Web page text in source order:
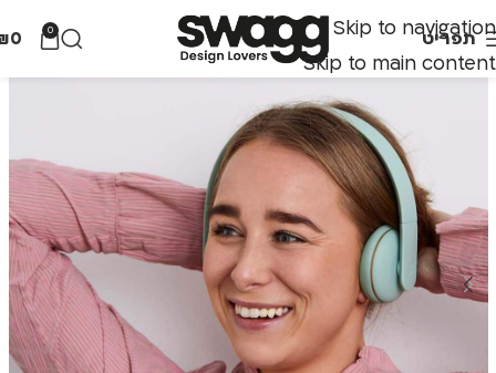
Skip to navigation
Skip to main content
תפריט 0
0